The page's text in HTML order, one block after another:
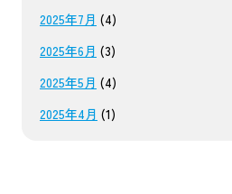
2025年7月 (4)
2025年6月 (3)
2025年5月 (4)
2025年4月 (1)